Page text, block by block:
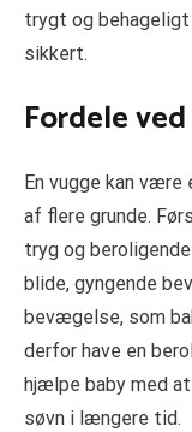
trygt og behageligt
sikkert.
Fordele
En vugge kan
af flere grunde.
tryg og
blide, gyngende
bevægelse, som
derfor have en
hjælpe baby med
søvn i længere tid.